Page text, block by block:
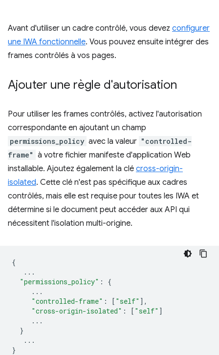
Avant d'utiliser un cadre contrôlé, vous devez configurer
une IWA fonctionnelle. Vous pouvez ensuite intégrer des
frames contrôlés à vos pages.
Ajouter une règle d'autorisation
Pour utiliser les frames contrôlés, activez l'autorisation
correspondante en ajoutant un champ
permissions_policy avec la valeur "controlled-
frame" à votre fichier manifeste d'application Web
installable. Ajoutez également la clé cross-origin-
isolated. Cette clé n'est pas spécifique aux cadres
contrôlés, mais elle est requise pour toutes les IWA et
détermine si le document peut accéder aux API qui
nécessitent l'isolation multi-origine.
{
...
"permissions_policy" :
{
...
"controlled-frame" : [ "self" ],
"cross-origin-isolated" : [ "self" ]
...
}
...
}